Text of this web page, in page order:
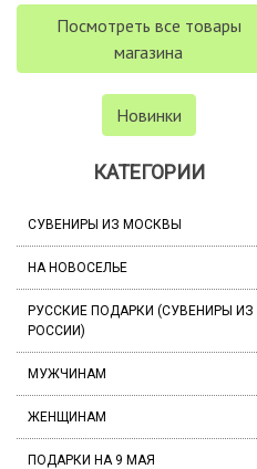
Посмотреть все товары
магазина
Новинки
КАТЕГОРИИ
СУВЕНИРЫ ИЗ МОСКВЫ
НА НОВОСЕЛЬЕ
РУССКИЕ ПОДАРКИ (СУВЕНИРЫ ИЗ
РОССИИ)
МУЖЧИНАМ
ЖЕНЩИНАМ
ПОДАРКИ НА 9 МАЯ